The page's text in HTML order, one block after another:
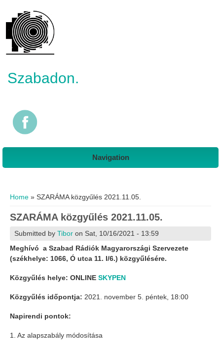
Szabadon.
Navigation
Home » SZARÁMA közgyűlés 2021.11.05.
SZARÁMA közgyűlés 2021.11.05.
Submitted by Tibor on Sat, 10/16/2021 - 13:59
Meghívó a Szabad Rádiók Magyarországi Szervezete
(székhelye: 1066, Ó utca 11. I/6.) közgyűlésére.
Közgyűlés helye: ONLINE SKYPEN
Közgyűlés időpontja: 2021. november 5. péntek, 18:00
Napirendi pontok:
1. Az alapszabály módosítása